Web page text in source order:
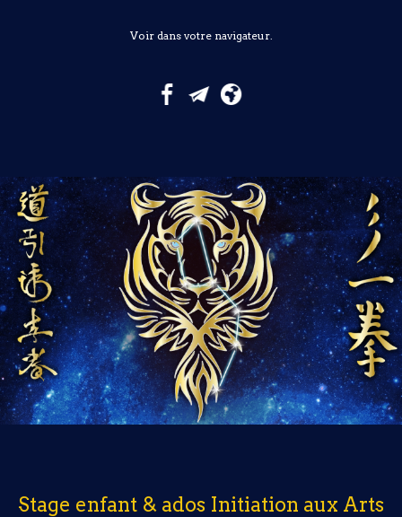
Voir dans votre navigateur.
Stage enfant & ados Initiation aux Arts